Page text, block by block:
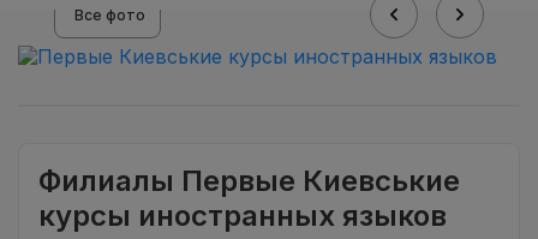
Previous
Next
Все фото
Филиалы Первые Киевськие
курсы иностранных языков